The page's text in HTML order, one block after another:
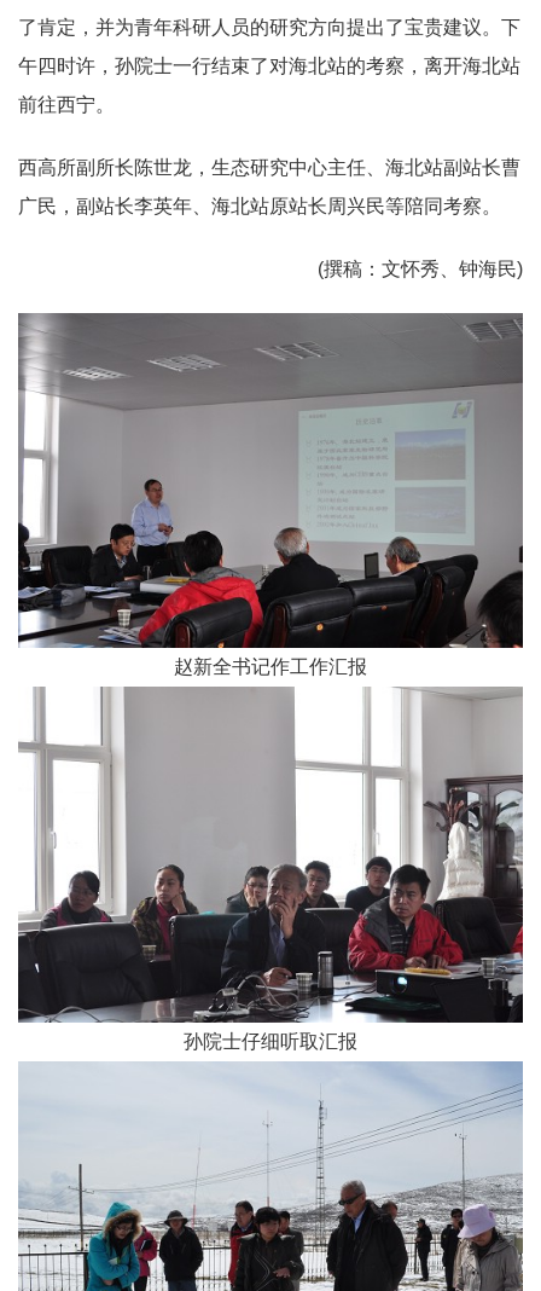
了肯定，并为青年科研人员的研究方向提出了宝贵建议。下
午四时许，孙院士一行结束了对海北站的考察，离开海北站
前往西宁。
西高所副所长陈世龙，生态研究中心主任、海北站副站长曹
广民，副站长李英年、海北站原站长周兴民等陪同考察。
(撰稿：文怀秀、钟海民)
赵新全书记作工作汇报
孙院士仔细听取汇报